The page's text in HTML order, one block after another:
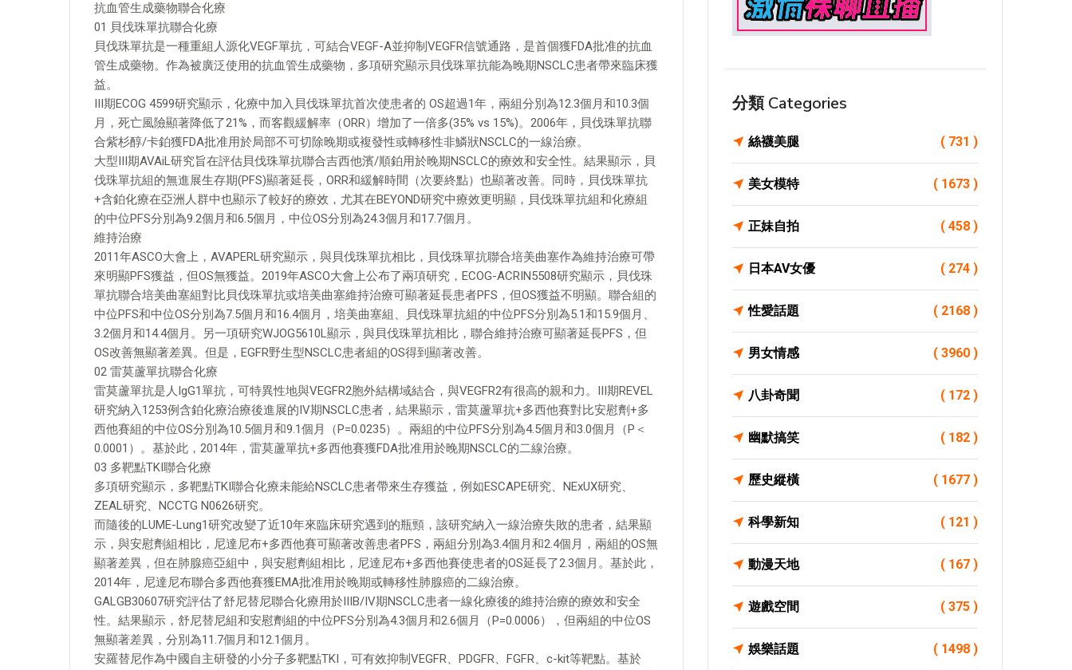
抗血管生成藥物聯合化療
01 貝伐珠單抗聯合化療
貝伐珠單抗是一種重組人源化VEGF單抗，可結合VEGF-A並抑制VEGFR信號通路，是首個獲FDA批准的抗血
管生成藥物。作為被廣泛使用的抗血管生成藥物，多項研究顯示貝伐珠單抗能為晚期NSCLC患者帶來臨床獲
益。
III期ECOG 4599研究顯示，化療中加入貝伐珠單抗首次使患者的 OS超過1年，兩組分別為12.3個月和10.3個
月，死亡風險顯著降低了21%，而客觀緩解率（ORR）增加了一倍多(35% vs 15%)。2006年，貝伐珠單抗聯
合紫杉醇/卡鉑獲FDA批准用於局部不可切除晚期或複發性或轉移性非鱗狀NSCLC的一線治療。
大型III期AVAiL研究旨在評估貝伐珠單抗聯合吉西他濱/順鉑用於晚期NSCLC的療效和安全性。結果顯示，貝
伐珠單抗組的無進展生存期(PFS)顯著延長，ORR和緩解時間（次要終點）也顯著改善。同時，貝伐珠單抗
+含鉑化療在亞洲人群中也顯示了較好的療效，尤其在BEYOND研究中療效更明顯，貝伐珠單抗組和化療組
的中位PFS分別為9.2個月和6.5個月，中位OS分別為24.3個月和17.7個月。
維持治療
2011年ASCO大會上，AVAPERL研究顯示，與貝伐珠單抗相比，貝伐珠單抗聯合培美曲塞作為維持治療可帶
來明顯PFS獲益，但OS無獲益。2019年ASCO大會上公布了兩項研究，ECOG-ACRIN5508研究顯示，貝伐珠
單抗聯合培美曲塞組對比貝伐珠單抗或培美曲塞維持治療可顯著延長患者PFS，但OS獲益不明顯。聯合組的
中位PFS和中位OS分別為7.5個月和16.4個月，培美曲塞組、貝伐珠單抗組的中位PFS分別為5.1和15.9個月、
3.2個月和14.4個月。另一項研究WJOG5610L顯示，與貝伐珠單抗相比，聯合維持治療可顯著延長PFS，但
OS改善無顯著差異。但是，EGFR野生型NSCLC患者組的OS得到顯著改善。
02 雷莫蘆單抗聯合化療
雷莫蘆單抗是人IgG1單抗，可特異性地與VEGFR2胞外結構域結合，與VEGFR2有很高的親和力。III期REVEL
研究納入1253例含鉑化療治療後進展的IV期NSCLC患者，結果顯示，雷莫蘆單抗+多西他賽對比安慰劑+多
西他賽組的中位OS分別為10.5個月和9.1個月（P=0.0235）。兩組的中位PFS分別為4.5個月和3.0個月（P＜
0.0001）。基於此，2014年，雷莫蘆單抗+多西他賽獲FDA批准用於晚期NSCLC的二線治療。
03 多靶點TKI聯合化療
多項研究顯示，多靶點TKI聯合化療未能給NSCLC患者帶來生存獲益，例如ESCAPE研究、NExUX研究、
ZEAL研究、NCCTG N0626研究。
而隨後的LUME-Lung1研究改變了近10年來臨床研究遇到的瓶頸，該研究納入一線治療失敗的患者，結果顯
示，與安慰劑組相比，尼達尼布+多西他賽可顯著改善患者PFS，兩組分別為3.4個月和2.4個月，兩組的OS無
顯著差異，但在肺腺癌亞組中，與安慰劑組相比，尼達尼布+多西他賽使患者的OS延長了2.3個月。基於此，
2014年，尼達尼布聯合多西他賽獲EMA批准用於晚期或轉移性肺腺癌的二線治療。
GALGB30607研究評估了舒尼替尼聯合化療用於IIIB/IV期NSCLC患者一線化療後的維持治療的療效和安全
性。結果顯示，舒尼替尼組和安慰劑組的中位PFS分別為4.3個月和2.6個月（P=0.0006），但兩組的中位OS
無顯著差異，分別為11.7個月和12.1個月。
安羅替尼作為中國自主研發的小分子多靶點TKI，可有效抑制VEGFR、PDGFR、FGFR、c-kit等靶點。基於
分類 Categories
絲襪美腿 ( 731 )
美女模特 ( 1673 )
正妹自拍 ( 458 )
日本AV女優 ( 274 )
性愛話題 ( 2168 )
男女情感 ( 3960 )
八卦奇聞 ( 172 )
幽默搞笑 ( 182 )
歷史縱橫 ( 1677 )
科學新知 ( 121 )
動漫天地 ( 167 )
遊戲空間 ( 375 )
娛樂話題 ( 1498 )